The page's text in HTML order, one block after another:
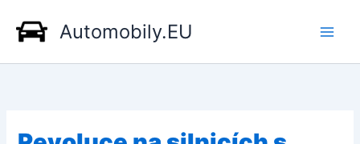
obsah
Automobily.EU